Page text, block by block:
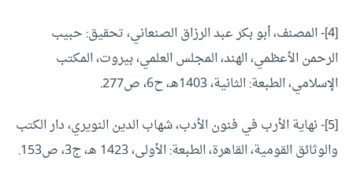
[4]- المصنف، أبو بكر عبد الرزاق الصنعاني، تحقيق: حبيب
الرحمن الأعظمي، الهند، المجلس العلمي، بيروت، المكتب
الإسلامي، الطبعة: الثانية، 1403هـ، ح6، ص277.
[5]- نهاية الأرب في فنون الأدب، شهاب الدين النويري، دار الكتب
والوثائق القومية، القاهرة، الطبعة: الأولى، 1423 هـ، ج3، ص153.